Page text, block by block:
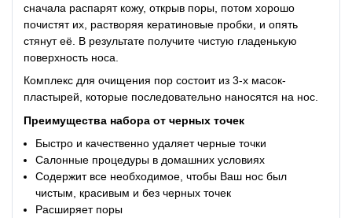
сначала распарят кожу, открыв поры, потом хорошо
почистят их, растворяя кератиновые пробки, и опять
стянут её. В результате получите чистую гладенькую
поверхность носа.
Комплекс для очищения пор состоит из 3-х масок-
пластырей, которые последовательно наносятся на нос.
Преимущества набора от черных точек
Быстро и качественно удаляет черные точки
Салонные процедуры в домашних условиях
Содержит все необходимое, чтобы Ваш нос был
чистым, красивым и без черных точек
Расширяет поры